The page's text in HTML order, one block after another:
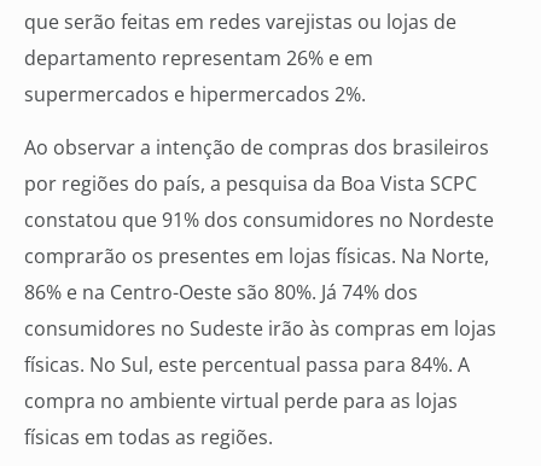
que serão feitas em redes varejistas ou lojas de
departamento representam 26% e em
supermercados e hipermercados 2%.
Ao observar a intenção de compras dos brasileiros
por regiões do país, a pesquisa da Boa Vista SCPC
constatou que 91% dos consumidores no Nordeste
comprarão os presentes em lojas físicas. Na Norte,
86% e na Centro-Oeste são 80%. Já 74% dos
consumidores no Sudeste irão às compras em lojas
físicas. No Sul, este percentual passa para 84%. A
compra no ambiente virtual perde para as lojas
físicas em todas as regiões.